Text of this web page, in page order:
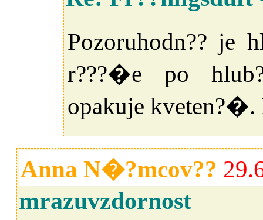
Pozoruhodn?? je
r???�e po
opakuje
Anna N�?mcov??
mrazuvzdornost